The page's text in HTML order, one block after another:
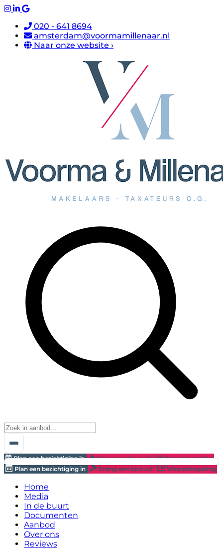
020 - 641 8694
amsterdam@voormamillenaar.nl
Naar onze website ›
Plan een bezichtiging in Breng een bod uit!
Waardebepaling
Plan een bezichtiging in
Breng een bod uit! Waardebepaling
Home
Media
In de buurt
Documenten
Aanbod
Over ons
Reviews